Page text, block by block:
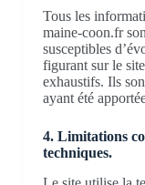
Tous les
maine-coon.fr
susceptibles
figurant sur le
exhaustifs. Ils
ayant été
4. Limitations
techniques.